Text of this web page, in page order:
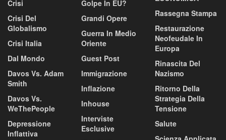
Crisi
Crisi Del
Globalismo
Crisi Italia
Dal Mondo
Davos Vs. Adam
Smith
Davos Vs.
WeThePeople
Depressione
Inflattiva
Golpe In EU?
Grandi Opere
Guerra In Medio
Oriente
Guest Post
Immigrazione
Inflazione
Inhouse
Interviste
Esclusive
Rassegna Stampa
Restaurazione
Neofeudale In
Europa
Rinascita Del
Nazismo
Ritorno Della
Strategia Della
Tensione
Salute